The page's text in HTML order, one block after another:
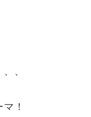
、
！